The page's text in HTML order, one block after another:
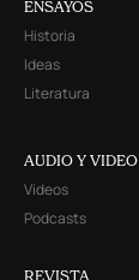
ENSAYOS
Historia
Ideas
Literatura
AUDIO Y VIDEO
Videos
Podcasts
REVISTA